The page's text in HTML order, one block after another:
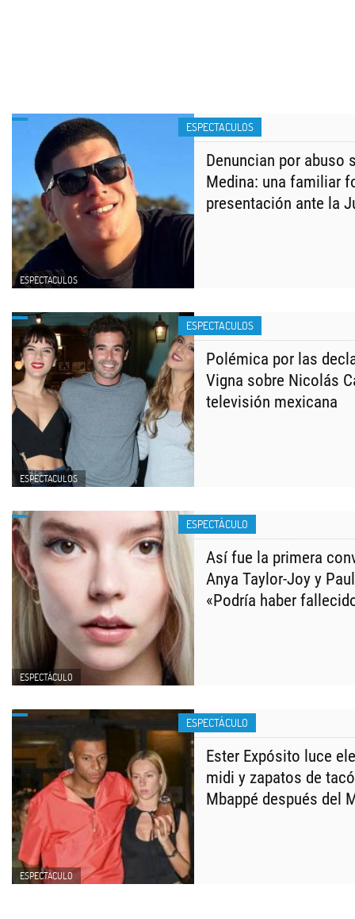
ESPECTACULOS
ESPECTACULOS
Denuncian por abuso
Medina: una familiar
presentación ante la
ESPECTACULOS
ESPECTACULOS
Polémica por las
Vigna sobre Nicolás
televisión mexicana
ESPECTÁCULO
ESPECTÁCULO
Así fue la primera
Anya Taylor-Joy y
«Podría haber
ESPECTÁCULO
ESPECTÁCULO
Ester Expósito luce
midi y zapatos de
Mbappé después del